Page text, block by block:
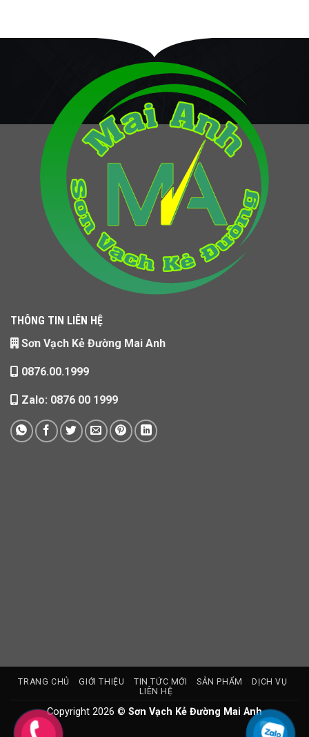
THÔNG TIN LIÊN HỆ
Sơn Vạch Kẻ Đường Mai Anh
0876.00.1999
Zalo: 0876 00 1999
TRANG CHỦ GIỚI THIỆU TIN TỨC MỚI SẢN PHẨM
DỊCH VỤ
LIÊN HỆ
Copyright 2026 © Sơn Vạch Kẻ Đường Mai Anh